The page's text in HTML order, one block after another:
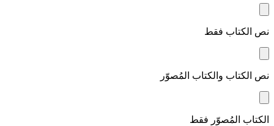
نص الكتاب فقط
نص الكتاب والكتاب المُصوّر
الكتاب المُصوّر فقط